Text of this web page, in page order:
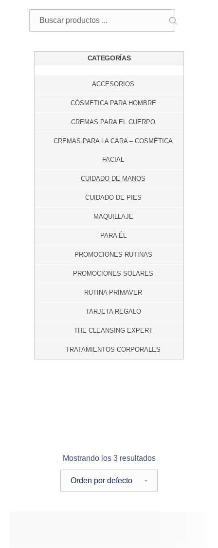
Buscar
BUSCAR
CATEGORÍAS
ACCESORIOS
CÓSMETICA PARA HOMBRE
CREMAS PARA EL CUERPO
CREMAS PARA LA CARA – COSMÉTICA
FACIAL
CUIDADO DE MANOS
CUIDADO DE PIES
MAQUILLAJE
PARA ÉL
PROMOCIONES RUTINAS
PROMOCIONES SOLARES
RUTINA PRIMAVER
TARJETA REGALO
THE CLEANSING EXPERT
TRATAMIENTOS CORPORALES
Mostrando los 3 resultados
Pedido de la tienda